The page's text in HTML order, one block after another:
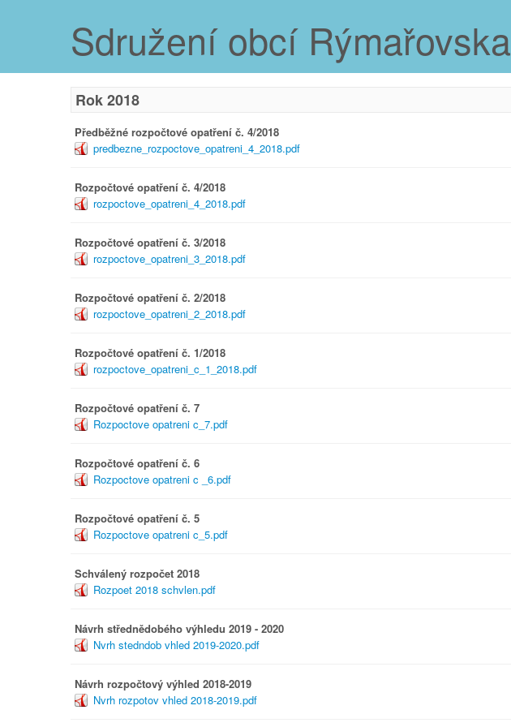
Sdružení obcí Rýmařovska
Rok 2018
Předběžné rozpočtové opatření č. 4/2018
predbezne_rozpoctove_opatreni_4_2018.pdf
Rozpočtové opatření č. 4/2018
rozpoctove_opatreni_4_2018.pdf
Rozpočtové opatření č. 3/2018
rozpoctove_opatreni_3_2018.pdf
Rozpočtové opatření č. 2/2018
rozpoctove_opatreni_2_2018.pdf
Rozpočtové opatření č. 1/2018
rozpoctove_opatreni_c_1_2018.pdf
Rozpočtové opatření č. 7
Rozpoctove opatreni c_7.pdf
Rozpočtové opatření č. 6
Rozpoctove opatreni c _6.pdf
Rozpočtové opatření č. 5
Rozpoctove opatreni c_5.pdf
Schválený rozpočet 2018
Rozpoet 2018 schvlen.pdf
Návrh střednědobého výhledu 2019 - 2020
Nvrh stedndob vhled 2019-2020.pdf
Návrh rozpočtový výhled 2018-2019
Nvrh rozpotov vhled 2018-2019.pdf